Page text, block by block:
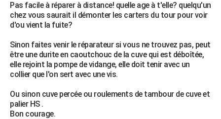
Bricolage
Lifestyle
Culture
Sport
Auto
Television
Voyage
Cinema
Pas facile à réparer à distance! quelle age à t'elle? quelqu'un
chez vous saurait il démonter les carters du tour pour voir
d'ou vient la fuite?
Sinon faites venir le réparateur si vous ne trouvez pas, peut
être une durite en caoutchouc de la cuve qui est déboîtée,
elle rejoint la pompe de vidange, elle doit tenir avec un
collier que l'on sert avec une vis.
Ou sinon cuve percée ou roulements de tambour de cuve et
palier HS .
Bon courage.